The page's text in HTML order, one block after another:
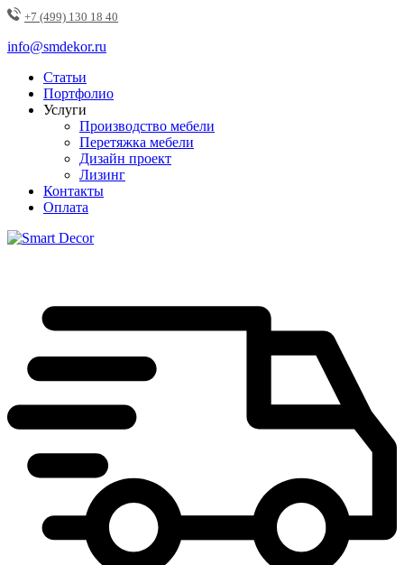
+7 (499) 130 18 40
info@smdekor.ru
Статьи
Портфолио
Услуги
Производство мебели
Перетяжка мебели
Дизайн проект
Лизинг
Контакты
Оплата